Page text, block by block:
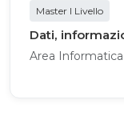
Master I Livello
Dati,
Area Informatica